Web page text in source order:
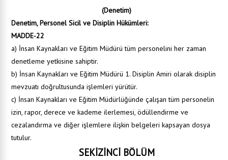
(Denetim)
Denetim, Personel Sicil ve Disiplin Hükümleri:
MADDE-22
a) İnsan Kaynakları ve Eğitim Müdürü tüm personelini her zaman
denetleme yetkisine sahiptir.
b) İnsan Kaynakları ve Eğitim Müdürü 1. Disiplin Amiri olarak disiplin
mevzuatı doğrultusunda işlemleri yürütür.
c) İnsan Kaynakları ve Eğitim Müdürlüğünde çalışan tüm personelin
izin, rapor, derece ve kademe ilerlemesi, ödüllendirme ve
cezalandırma ve diğer işlemlere ilişkin belgeleri kapsayan dosya
tutulur.
SEKİZİNCİ BÖLÜM